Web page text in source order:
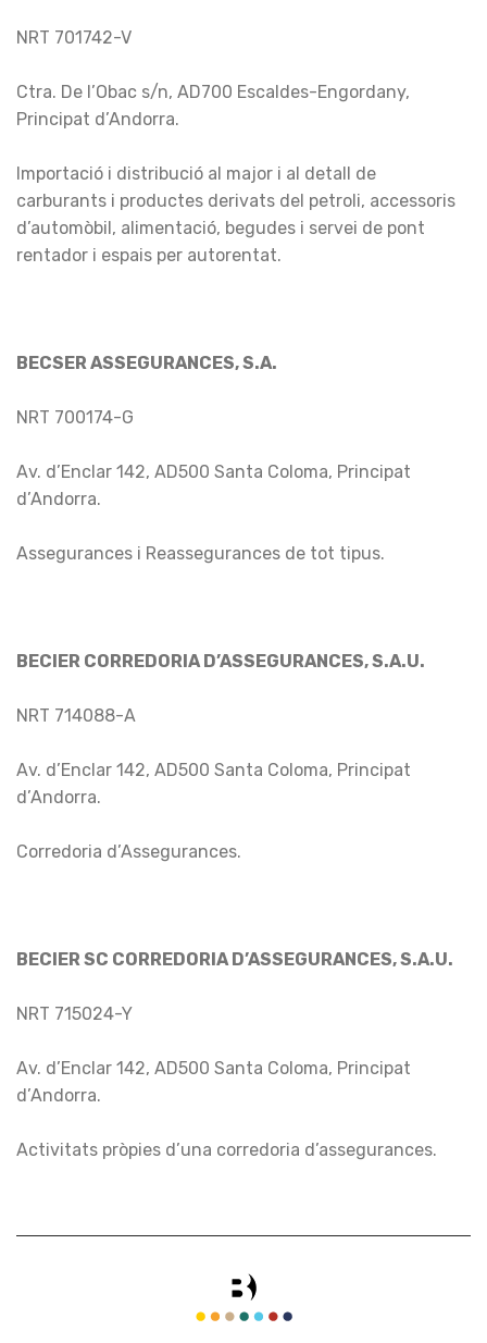
NRT 701742-V
Ctra. De l’Obac s/n, AD700 Escaldes-Engordany,
Principat d’Andorra.
Importació i distribució al major i al detall de
carburants i productes derivats del petroli, accessoris
d’automòbil, alimentació, begudes i servei de pont
rentador i espais per autorentat.
BECSER ASSEGURANCES, S.A.
NRT 700174-G
Av. d’Enclar 142, AD500 Santa Coloma, Principat
d’Andorra.
Assegurances i Reassegurances de tot tipus.
BECIER CORREDORIA D’ASSEGURANCES, S.A.U.
NRT 714088-A
Av. d’Enclar 142, AD500 Santa Coloma, Principat
d’Andorra.
Corredoria d’Assegurances.
BECIER SC CORREDORIA D’ASSEGURANCES, S.A.U.
NRT 715024-Y
Av. d’Enclar 142, AD500 Santa Coloma, Principat
d’Andorra.
Activitats pròpies d’una corredoria d’assegurances.